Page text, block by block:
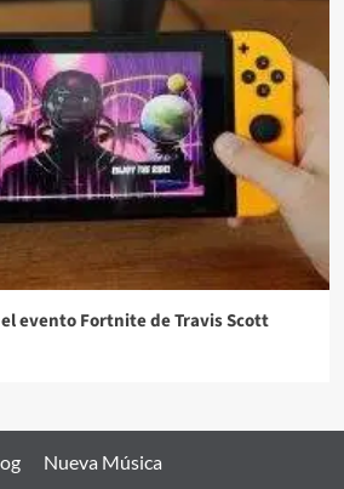
evento Fortnite de Travis Scott
Nueva Música